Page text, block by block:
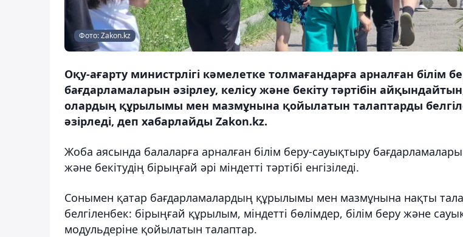
Фото: Zakon.kz
Оқу-ағарту министрлігі кәмелетке толмағандарға арналған білім
бағдарламаларын әзірлеу, келісу және бекіту тәртібін
олардың құрылымы мен мазмұнына қойылатын талаптарды
әзірледі, деп хабарлайды Zakon.kz.
Жоба аясында балаларға арналған білім беру-сауықтыру
және бекітудің бірыңғай әрі міндетті тәртібі енгізіледі.
Сонымен қатар бағдарламалардың құрылымы мен мазмұнына нақты
белгіленбек: бірыңғай құрылым, міндетті бөлімдер, білім беру және
модульдеріне қойылатын талаптар.